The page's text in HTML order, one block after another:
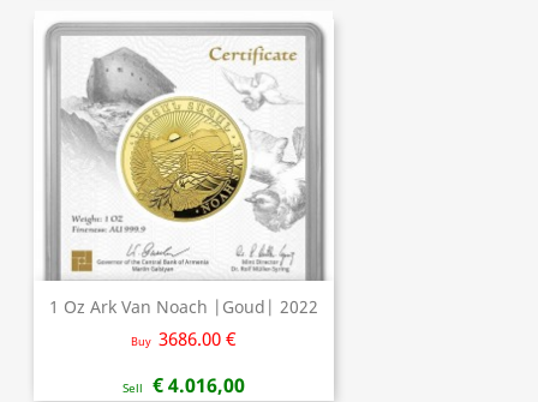
1 Oz Ark Van Noach |Goud| 2022
Buy 3686.00 €
Sell € 4.016,00